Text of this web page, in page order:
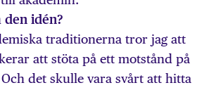
idén?
traditionerna tror jag att
att stöta på ett motstånd på
det skulle vara svårt att hitta